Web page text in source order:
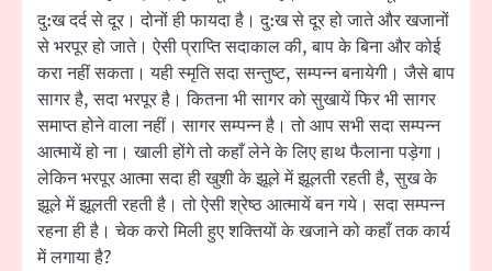
दु:ख दर्द से दूर। दोनों ही फायदा है। दु:ख से दूर हो जाते और खजानों
से भरपूर हो जाते। ऐसी प्राप्ति सदाकाल की, बाप के बिना और कोई
करा नहीं सकता। यही स्मृति सदा सन्तुष्ट, सम्पन्न बनायेगी। जैसे बाप
सागर है, सदा भरपूर है। कितना भी सागर को सुखायें फिर भी सागर
समाप्त होने वाला नहीं। सागर सम्पन्न है। तो आप सभी सदा सम्पन्न
आत्मायें हो ना। खाली होंगे तो कहाँ लेने के लिए हाथ फैलाना पड़ेगा।
लेकिन भरपूर आत्मा सदा ही खुशी के झूले में झूलती रहती है, सुख के
झूले में झूलती रहती है। तो ऐसी श्रेष्ठ आत्मायें बन गये। सदा सम्पन्न
रहना ही है। चेक करो मिली हुए शक्तियों के खजाने को कहाँ तक कार्य
में लगाया है?